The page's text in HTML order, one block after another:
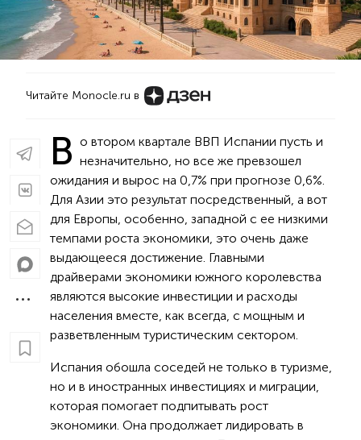
Читайте Monocle.ru в
В о втором квартале ВВП Испании пусть и
незначительно, но все же превзошел
ожидания и вырос на 0,7% при прогнозе 0,6%.
Для Азии это результат посредственный, а вот
для Европы, особенно, западной с ее низкими
темпами роста экономики, это очень даже
выдающееся достижение. Главными
драйверами экономики южного королевства
являются высокие инвестиции и расходы
населения вместе, как всегда, с мощным и
разветвленным туристическим сектором.
Испания обошла соседей не только в туризме,
но и в иностранных инвестициях и миграции,
которая помогает подпитывать рост
экономики. Она продолжает лидировать в